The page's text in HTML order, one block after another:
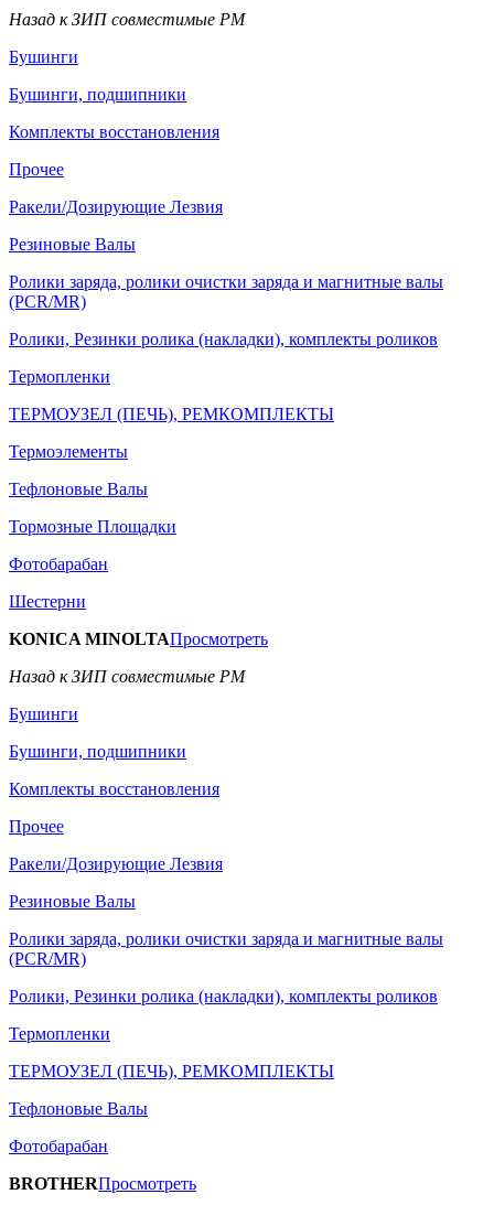
Назад к ЗИП совместимые РМ
Бушинги
Бушинги, подшипники
Комплекты восстановления
Прочее
Ракели/Дозирующие Лезвия
Резиновые Валы
Ролики заряда, ролики очистки заряда и магнитные валы
(PCR/MR)
Ролики, Резинки ролика (накладки), комплекты роликов
Термопленки
ТЕРМОУЗЕЛ (ПЕЧЬ), РЕМКОМПЛЕКТЫ
Термоэлементы
Тефлоновые Валы
Тормозные Площадки
Фотобарабан
Шестерни
KONICA MINOLTAПросмотреть
Назад к ЗИП совместимые РМ
Бушинги
Бушинги, подшипники
Комплекты восстановления
Прочее
Ракели/Дозирующие Лезвия
Резиновые Валы
Ролики заряда, ролики очистки заряда и магнитные валы
(PCR/MR)
Ролики, Резинки ролика (накладки), комплекты роликов
Термопленки
ТЕРМОУЗЕЛ (ПЕЧЬ), РЕМКОМПЛЕКТЫ
Тефлоновые Валы
Фотобарабан
BROTHERПросмотреть